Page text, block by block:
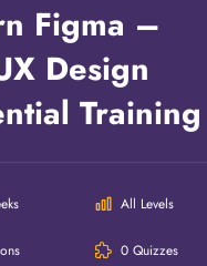
Figma –
Design
Training
All Levels
0 Quizzes